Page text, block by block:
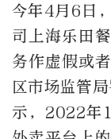
今年4月6日
司上海乐田
务作虚假或
区市场监管
示，2022年